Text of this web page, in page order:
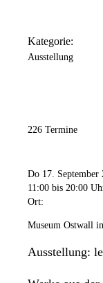
Kategorie:
Ausstellung
226 Termine
Do 17. September
11:00 bis 20:00
Ort:
Museum Ostwall
Ausstellung: